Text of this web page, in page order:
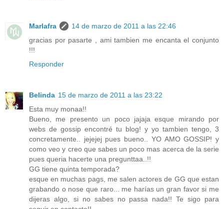
Marlafra
14 de marzo de 2011 a las 22:46
gracias por pasarte , ami tambien me encanta el conjunto
!!!
Responder
Belinda 15 de marzo de 2011 a las 23:22
Esta muy monaa!!
Bueno, me presento un poco jajaja esque mirando por
webs de gossip encontré tu blog! y yo tambien tengo, 3
concretamente.. jejejej pues bueno.. YO AMO GOSSIP! y
como veo y creo que sabes un poco mas acerca de la serie
pues queria hacerte una pregunttaa..!!
GG tiene quinta temporada?
esque en muchas pags, me salen actores de GG que estan
grabando o nose que raro... me harías un gran favor si me
dijeras algo, si no sabes no passa nada!! Te sigo para